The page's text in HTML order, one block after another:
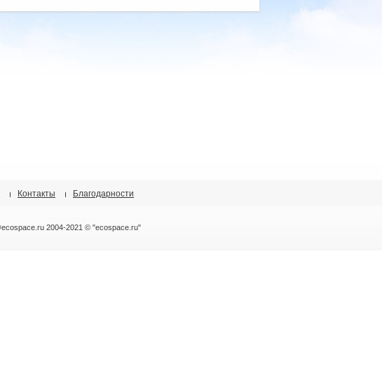
Контакты Благодарности
2004-2021 © "ecospace.ru"